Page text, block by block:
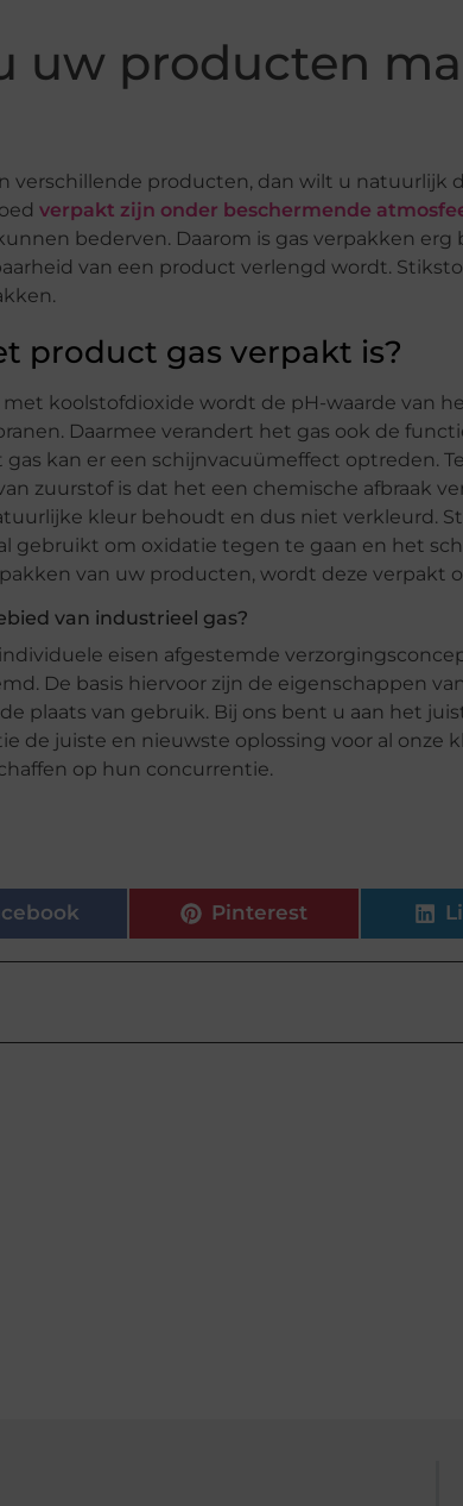
uw producten
verschillende producten, dan wilt u natuurlijk
verpakt zijn onder beschermende
bederven. Daarom is gas verpakken erg
van een product verlengd wordt.
product gas verpakt is?
koolstofdioxide wordt de pH-waarde van
Daarmee verandert het gas ook de
kan er een schijnvacuümeffect optreden.
zuurstof is dat het een chemische afbraak
kleur behoudt en dus niet verkleurd.
gebruikt om oxidatie tegen te gaan en het
van uw producten, wordt deze verpakt
van industrieel gas?
eisen afgestemde
De basis hiervoor zijn de eigenschappen
plaats van gebruik. Bij ons bent u aan het
de juiste en nieuwste oplossing voor al onze
op hun concurrentie.
Pinterest